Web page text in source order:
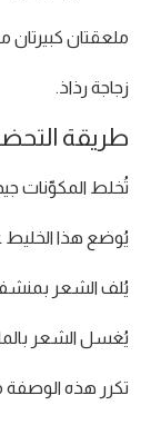
ملعقتان كبيرتان
زجاجة رذاذ.
طريقة
تُخلط المكوّنات
يُوضع هذا الخليط
يُلف الشعر بمنشفة
يُغسل الشعر
تكرر هذه الوصفة